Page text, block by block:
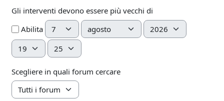
Gli interventi devono essere più vecchi di
Abilita Giorno Mese
Anno
Ora
Minuto
Scegliere in quali forum cercare